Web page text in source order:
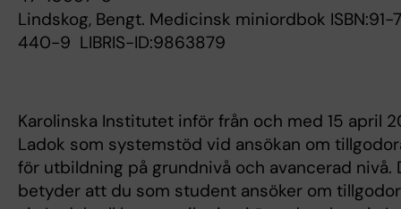
Lindskog, Bengt. Medicinsk miniordbok ISBN:91-
440-9 LIBRIS-ID:9863879
Karolinska Institutet inför från och med 15 april
Ladok som systemstöd vid ansökan om
för utbildning på grundnivå och avancerad nivå.
betyder att du som student ansöker om